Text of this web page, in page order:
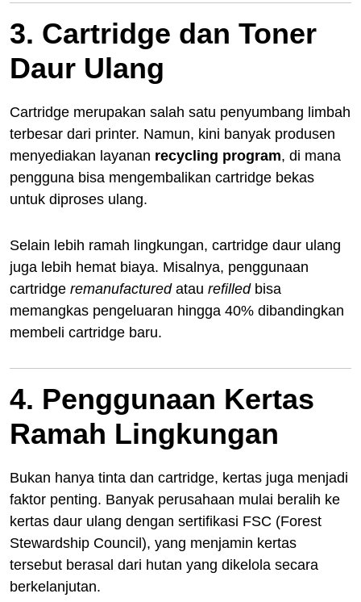
3. Cartridge dan Toner
Daur Ulang
Cartridge merupakan salah satu penyumbang limbah
terbesar dari printer. Namun, kini banyak produsen
menyediakan layanan recycling program, di mana
pengguna bisa mengembalikan cartridge bekas
untuk diproses ulang.
Selain lebih ramah lingkungan, cartridge daur ulang
juga lebih hemat biaya. Misalnya, penggunaan
cartridge remanufacturedatau refilledbisa
memangkas pengeluaran hingga 40% dibandingkan
membeli cartridge baru.
4. Penggunaan Kertas
Ramah Lingkungan
Bukan hanya tinta dan cartridge, kertas juga menjadi
faktor penting. Banyak perusahaan mulai beralih ke
kertas daur ulang dengan sertifikasi FSC (Forest
Stewardship Council), yang menjamin kertas
tersebut berasal dari hutan yang dikelola secara
berkelanjutan.